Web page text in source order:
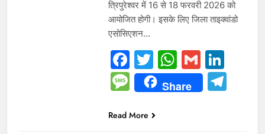
त्रिपुरेश्वर में 16 से 18 फरवरी 2026 को
आयोजित होगी। इसके लिए जिला ताइक्वांडो
एसोसिएशन…
Facebook
TwitterGmail
Message
Share
Read More